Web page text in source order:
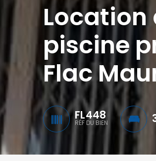
Location
piscine
Flac
FL448
RÉF DU BIEN